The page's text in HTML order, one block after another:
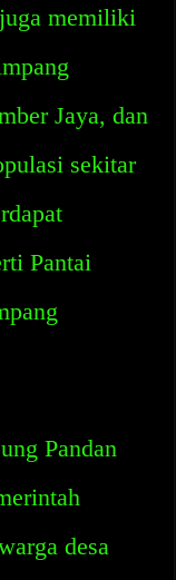
memiliki
Jaya, dan
sekitar
Pantai
Pandan
desa